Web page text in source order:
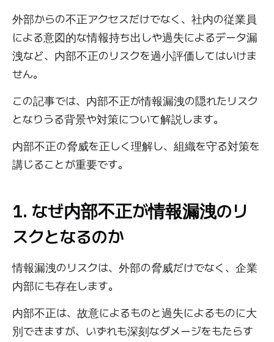
外部からの不正アクセスだけでなく、社内の従業員
による意図的な情報持ち出しや過失によるデータ漏
洩など、内部不正のリスクを過小評価してはいけま
せん。
この記事では、内部不正が情報漏洩の隠れたリスク
となりうる背景や対策について解説します。
内部不正の脅威を正しく理解し、組織を守る対策を
講じることが重要です。
1. なぜ内部不正が情報漏洩のリ
スクとなるのか
情報漏洩のリスクは、外部の脅威だけでなく、企業
内部にも存在します。
内部不正は、故意によるものと過失によるものに大
別できますが、いずれも深刻なダメージをもたらす